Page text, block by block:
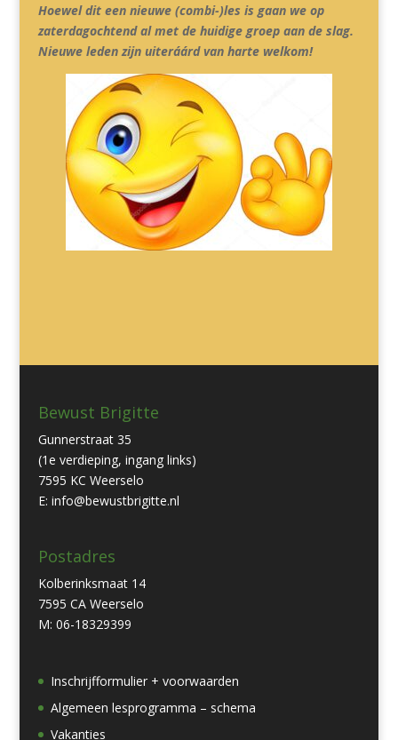
Hoewel dit een nieuwe (combi-)les is gaan we op
zaterdagochtend al met de huidige groep aan de slag.
Nieuwe leden zijn uiteráárd van harte welkom!
Bewust Brigitte
Gunnerstraat 35
(1e verdieping, ingang links)
7595 KC Weerselo
E: info@bewustbrigitte.nl
Postadres
Kolberinksmaat 14
7595 CA Weerselo
M: 06-18329399
Inschrijfformulier + voorwaarden
Algemeen lesprogramma – schema
Vakanties